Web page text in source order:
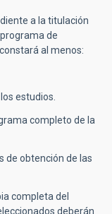
a la titulación
de
al menos:
estudios.
completo de la
obtención de las
completa del
deberán